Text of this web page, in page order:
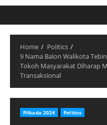
Home
Politics
9 Nama Balon Walikota
Tokoh Masyarakat Diharap
Transaksional
Pilkada 2024 Politics